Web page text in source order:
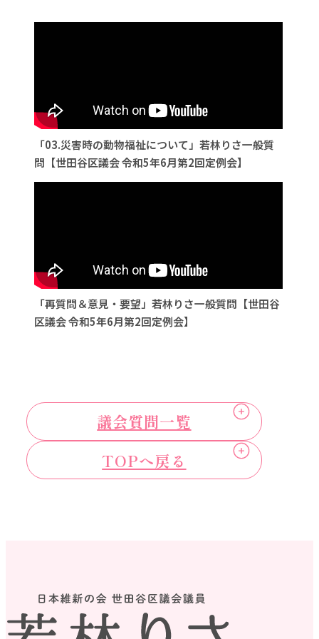
「03.災害時の動物福祉について」若林りさ一般質
問【世田谷区議会 令和5年6月第2回定例会】
「再質問＆意見・要望」若林りさ一般質問【世田谷
区議会 令和5年6月第2回定例会】
議会質問一覧
TOPへ戻る